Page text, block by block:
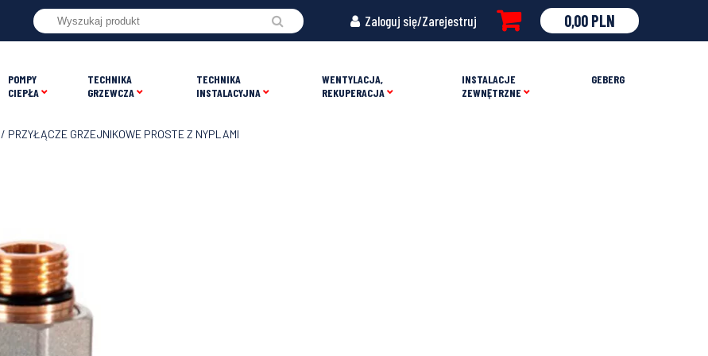
Zaloguj się/Zarejestruj 0,00 PLN
POMPY
CIEPŁA
TECHNIKA
GRZEWCZA
TECHNIKA
INSTALACYJNA
WENTYLACJA,
REKUPERACJA
INSTALACJE
ZEWNĘTRZNE
GEBERG
/ PRZYŁĄCZE GRZEJNIKOWE PROSTE Z NYPLAMI